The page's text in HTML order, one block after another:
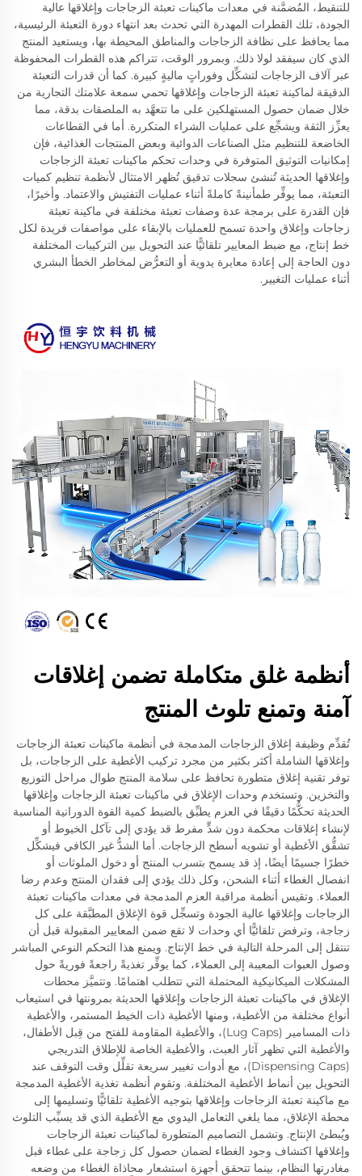
للتنقيط، المُضمَّنة في معدات ماكينات تعبئة الزجاجات وإغلاقها عالية
الجودة، تلك القطرات المهدرة التي تحدث بعد انتهاء دورة التعبئة الرئيسية،
مما يحافظ على نظافة الزجاجات والمناطق المحيطة بها، ويستعيد المنتج
الذي كان سيفقد لولا ذلك. وبمرور الوقت، تتراكم هذه القطرات المحفوظة
عبر آلاف الزجاجات لتشكِّل وفوراتٍ ماليةٍ كبيرة. كما أن قدرات التعبئة
الدقيقة لماكينة تعبئة الزجاجات وإغلاقها تحمي سمعة علامتك التجارية من
خلال ضمان حصول المستهلكين على ما تتعهَّد به الملصقات بدقة، مما
يعزِّز الثقة ويشجِّع على عمليات الشراء المتكررة. أما في القطاعات
الخاضعة للتنظيم مثل الصناعات الدوائية وبعض المنتجات الغذائية، فإن
إمكانيات التوثيق المتوفرة في وحدات تحكم ماكينات تعبئة الزجاجات
وإغلاقها الحديثة تُنشئ سجلات تدقيق تُظهر الامتثال لأنظمة تنظيم كميات
التعبئة، مما يوفِّر طمأنينةً كاملةً أثناء عمليات التفتيش والاعتماد. وأخيرًا،
فإن القدرة على برمجة عدة وصفات تعبئة مختلفة في ماكينة تعبئة
زجاجات وإغلاق واحدة تسمح للعمليات بالإبقاء على مواصفات فريدة لكل
خط إنتاج، مع ضبط المعايير تلقائيًّا عند التحويل بين التركيبات المختلفة
دون الحاجة إلى إعادة معايرة يدوية أو التعرُّض لمخاطر الخطأ البشري
أثناء عمليات التغيير.
أنظمة غلق متكاملة تضمن إغلاقات
آمنة وتمنع تلوث المنتج
تُقدِّم وظيفة إغلاق الزجاجات المدمجة في أنظمة ماكينات تعبئة الزجاجات
وإغلاقها الشاملة أكثر بكثير من مجرد تركيب الأغطية على الزجاجات، بل
توفر تقنية إغلاق متطورة تحافظ على سلامة المنتج طوال مراحل التوزيع
والتخزين. وتستخدم وحدات الإغلاق في ماكينات تعبئة الزجاجات وإغلاقها
الحديثة تحكُّمًا دقيقًا في العزم يطبِّق بالضبط كمية القوة الدورانية المناسبة
لإنشاء إغلاقات محكمة دون شدٍّ مفرط قد يؤدي إلى تآكل الخيوط أو
تشقُّق الأغطية أو تشويه أسطح الزجاجات. أما الشدُّ غير الكافي فيشكِّل
خطرًا جسيمًا أيضًا، إذ قد يسمح بتسرب المنتج أو دخول الملوثات أو
انفصال الغطاء أثناء الشحن، وكل ذلك يؤدي إلى فقدان المنتج وعدم رضا
العملاء. وتقيس أنظمة مراقبة العزم المدمجة في معدات ماكينات تعبئة
الزجاجات وإغلاقها عالية الجودة وتسجِّل قوة الإغلاق المطبَّقة على كل
زجاجة، وترفض تلقائيًّا أي وحدات لا تقع ضمن المعايير المقبولة قبل أن
تنتقل إلى المرحلة التالية في خط الإنتاج. ويمنع هذا التحكم النوعي المباشر
وصول العبوات المعيبة إلى العملاء، كما يوفِّر تغذيةً راجعةً فوريةً حول
المشكلات الميكانيكية المحتملة التي تتطلب اهتمامًا. وتتميَّز محطات
الإغلاق في ماكينات تعبئة الزجاجات وإغلاقها الحديثة بمرونتها في استيعاب
أنواع مختلفة من الأغطية، ومنها الأغطية ذات الخيط المستمر، والأغطية
ذات المسامير (Lug Caps)، والأغطية المقاومة للفتح من قِبل الأطفال،
والأغطية التي تظهر آثار العبث، والأغطية الخاصة للإطلاق التدريجي
(Dispensing Caps)، مع أدوات تغيير سريعة تقلِّل وقت التوقف عند
التحويل بين أنماط الأغطية المختلفة. وتقوم أنظمة تغذية الأغطية المدمجة
مع ماكينة تعبئة الزجاجات وإغلاقها بتوجيه الأغطية تلقائيًّا وتسليمها إلى
محطة الإغلاق، مما يلغي التعامل اليدوي مع الأغطية الذي قد يسبِّب التلوث
ويُبطئ الإنتاج. وتشمل التصاميم المتطورة لماكينات تعبئة الزجاجات
وإغلاقها اكتشاف وجود الغطاء لضمان حصول كل زجاجة على غطاء قبل
مغادرتها النظام، بينما تتحقق أجهزة استشعار محاذاة الغطاء من وضعه